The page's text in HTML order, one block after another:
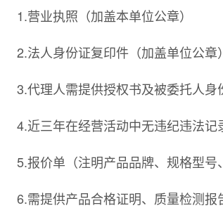
1.营业执照（加盖本单位公章）
2.法人身份证复印件（加盖单位公章）
3.代理人需提供授权书及被委托人身
4.近三年在经营活动中无违纪违法记
5.报价单（注明产品品牌、规格型号
6.需提供产品合格证明、质量检测报